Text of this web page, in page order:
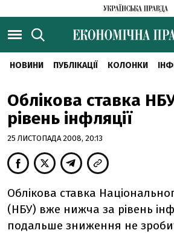
НОВИНИ ПУБЛІКАЦІЇ КОЛОНКИ
Облікова ставка
рівень інфляції
25 ЛИСТОПАДА 2008, 20:13
Облікова ставка
(НБУ) вже нижча за рівень
подальше зниження не